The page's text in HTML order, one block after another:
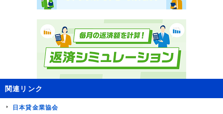
関連リンク
日本貸金業協会